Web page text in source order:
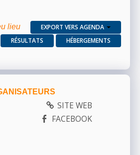
lieu
EXPORT VERS AGENDA
RÉSULTATS
HÉBERGEMENTS
SITE WEB
FACEBOOK